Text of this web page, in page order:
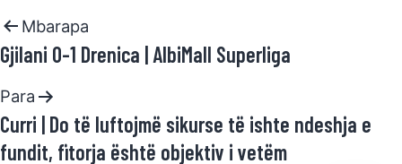
Mbarapa
Gjilani 0-1 Drenica | AlbiMall Superliga
Para
Curri | Do të luftojmë sikurse të ishte ndeshja e
fundit, fitorja është objektiv i vetëm